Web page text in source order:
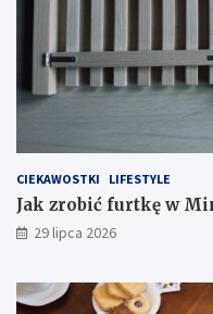
CIEKAWOSTKI LIFESTYLE
Jak zrobić furtkę w
29 lipca 2026